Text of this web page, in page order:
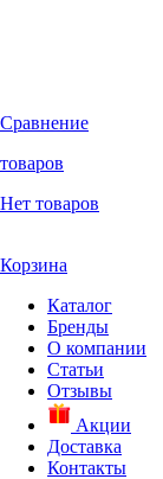
Сравнение
товаров
Нет товаров
Корзина
Каталог
Бренды
О компании
Статьи
Отзывы
Акции
Доставка
Контакты